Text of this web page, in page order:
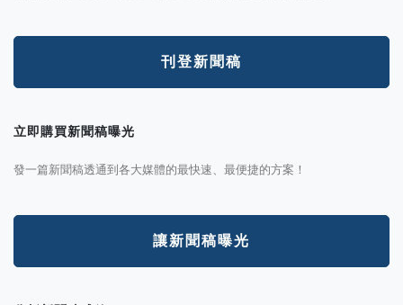
刊登新聞稿
立即購買新聞稿曝光
發一篇新聞稿透通到各大媒體的最快速、最便捷的方案！
讓新聞稿曝光